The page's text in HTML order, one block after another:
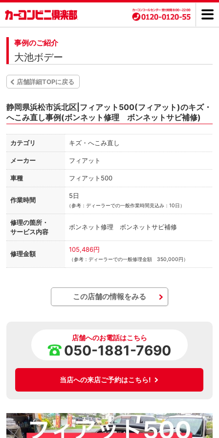
事例のご紹介
大池ボデー
店舗詳細TOPに戻る
静岡県浜松市浜北区|フィアット500(フィアット)のキズ・
へこみ直し事例(ボンネット修理 ボンネットサビ補修)
カテゴリ キズ・へこみ直し
メーカー フィアット
車種 フィアット500
作業時間
5日
（参考：ディーラーでの一般作業時間見込み：10日）
修理の箇所・
サービス内容
ボンネット修理 ボンネットサビ補修
修理金額
105,486円
（参考：ディーラーでの一般修理金額 350,000円）
この店舗の情報をみる
店舗へのお電話はこちら
050-1881-7690
当店への来店ご予約はこちら!